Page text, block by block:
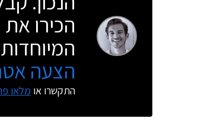
הכירו
הצעה
התקשרו או מלאו